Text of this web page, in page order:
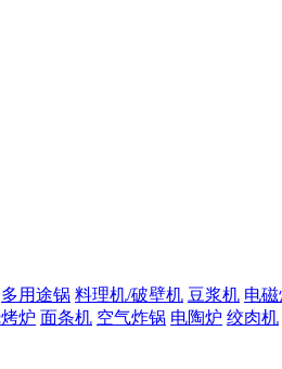
多用途锅 料理机/破壁机 豆浆机 电磁
炉 面条机 空气炸锅 电陶炉 绞肉机